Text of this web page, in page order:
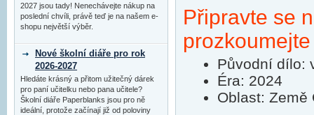
Připravte se
Původní dílo:
Éra: 2024
Oblast: Země
2027 jsou tady! Nenechávejte nákup na
poslední chvíli, právě teď je na našem e-
shopu největší výběr.
Nové školní diáře pro rok
2026-2027
Hledáte krásný a přitom užitečný dárek
pro paní učitelku nebo pana učitele?
Školní diáře Paperblanks jsou pro ně
ideální, protože začínají již od poloviny